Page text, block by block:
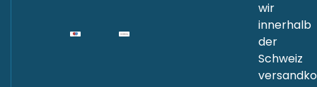
wir
innerhalb
der
Schweiz